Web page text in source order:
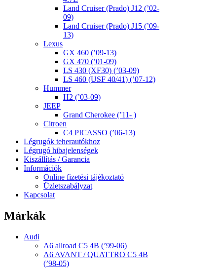
Land Cruiser (Prado) J12 (’02-
09)
Land Cruiser (Prado) J15 (’09-
13)
Lexus
GX 460 (’09-13)
GX 470 (’01-09)
LS 430 (XF30) (’03-09)
LS 460 (USF 40/41) (’07-12)
Hummer
H2 (’03-09)
JEEP
Grand Cherokee (’11- )
Citroen
C4 PICASSO (’06-13)
Légrugók teherautókhoz
Légrugó hibajelenségek
Kiszállítás / Garancia
Információk
Online fizetési tájékoztató
Üzletszabályzat
Kapcsolat
Márkák
Audi
A6 allroad C5 4B (’99-06)
A6 AVANT / QUATTRO C5 4B
(’98-05)